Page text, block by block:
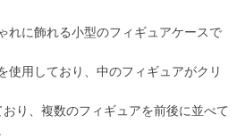
れに飾れる小型のフィギュアケースで
使用しており、中のフィギュアがクリ
り、複数のフィギュアを前後に並べて